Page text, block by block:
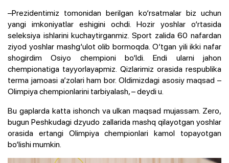
–Prezidentimiz tomonidan berilgan ko‘rsatmalar biz uchun
yangi imkoniyatlar eshigini ochdi. Hozir yoshlar o‘rtasida
seleksiya ishlarini kuchaytirganmiz. Sport zalida 60 nafardan
ziyod yoshlar mashg‘ulot olib bormoqda. O‘tgan yili ikki nafar
shogirdim Osiyo chempioni bo‘ldi. Endi ularni jahon
chempionatiga tayyorlayapmiz. Qizlarimiz orasida respublika
terma jamoasi a’zolari ham bor. Oldimizdagi asosiy maqsad –
Olimpiya chempionlarini tarbiyalash, – deydi u.
Bu gaplarda katta ishonch va ulkan maqsad mujassam. Zero,
bugun Peshkudagi dzyudo zallarida mashq qilayotgan yoshlar
orasida ertangi Olimpiya chempionlari kamol topayotgan
bo‘lishi mumkin.